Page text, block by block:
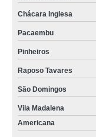
Chácara Inglesa
Pacaembu
Pinheiros
Raposo Tavares
São Domingos
Vila Madalena
Americana